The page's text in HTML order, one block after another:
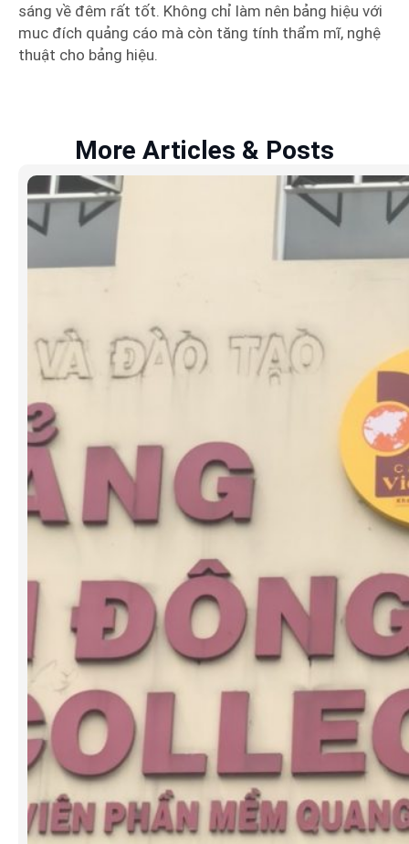
sáng về đêm rất tốt. Không chỉ làm nên bảng hiệu với
muc đích quảng cáo mà còn tăng tính thẩm mĩ, nghệ
thuật cho bảng hiệu.
More Articles & Posts